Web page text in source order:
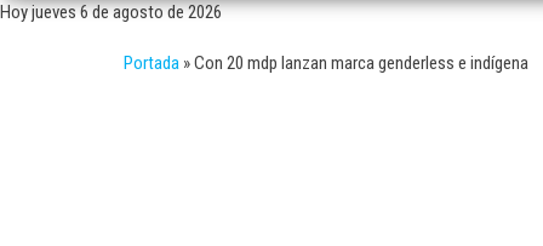
Hoy jueves 6 de agosto de 2026
Portada »Con 20 mdp lanzan marca genderless e indígena